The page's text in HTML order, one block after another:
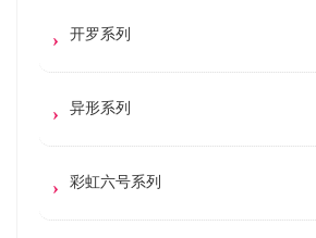
开罗系列
异形系列
彩虹六号系列